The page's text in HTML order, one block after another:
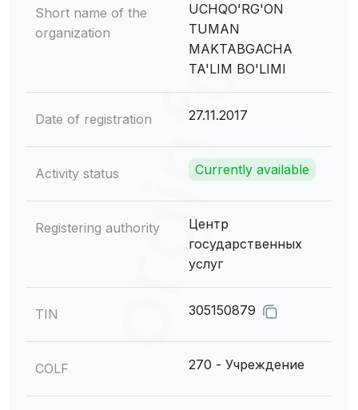
Short name of the
organization
UCHQO'RG'ON
TUMAN
MAKTABGACHA
TA'LIM BO'LIMI
Date of registration 27.11.2017
Activity status Currently available
Registering authority
Центр
государственных
услуг
TIN 305150879
COLF 270 - Учреждение